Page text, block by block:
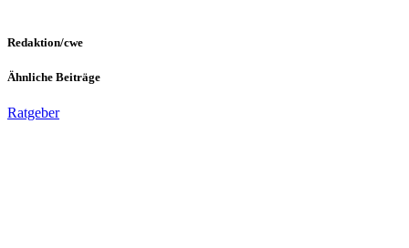
Redaktion/cwe
Ähnliche Beiträge
Ratgeber